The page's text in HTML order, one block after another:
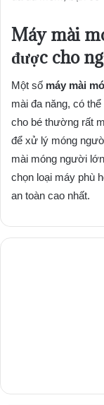
Máy mài
được cho
Một số máy mài
mài đa năng, có
cho bé thường rất
để xử lý móng
mài móng người
chọn loại máy phù
an toàn cao nhất.